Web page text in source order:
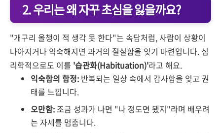
2. 우리는 왜 자꾸 초심을 잃을까요?
"개구리 올챙이 적 생각 못 한다"는 속담처럼, 사람이 상황이
나아지거나 익숙해지면 과거의 절실함을 잊기 마련입니다. 심
리학적으로도 이를 '습관화(Habituation)'라고 해요.
익숙함의 함정: 반복되는 일상 속에서 감사함을 잊고 권
태를 느낍니다.
오만함:조금 성과가 나면 "나 정도면 됐지"라며 배우려
는 자세를 멈춥니다.